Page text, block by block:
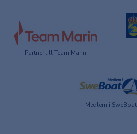
Partner till Team Marin
Medlem i SweBoat